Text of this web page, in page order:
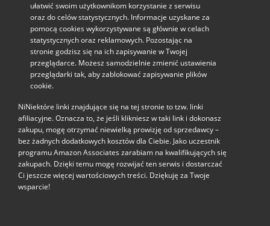
ułatwić swoim użytkownikom korzystanie z serwisu
oraz do celów statystycznych. Informacje uzyskane za
pomocą cookies wykorzystywane są głównie w celach
statystycznych oraz reklamowych. Pozostając na
stronie godzisz się na ich zapisywanie w Twojej
przeglądarce. Możesz samodzielnie zmienić ustawienia
przeglądarki tak, aby zablokować zapisywanie plików
cookie.
NiNiektóre linki znajdujące się na tej stronie to tzw. linki
afiliacyjne. Oznacza to, że jeśli klikniesz w taki link i dokonasz
zakupu, mogę otrzymać niewielką prowizję od sprzedawcy –
bez żadnych dodatkowych kosztów dla Ciebie. Jako uczestnik
programu Amazon Associates zarabiam na kwalifikujących się
zakupach. Dzięki temu mogę rozwijać ten serwis i dostarczać
Ci jeszcze więcej wartościowych treści. Dziękuję za Twoje
wsparcie!